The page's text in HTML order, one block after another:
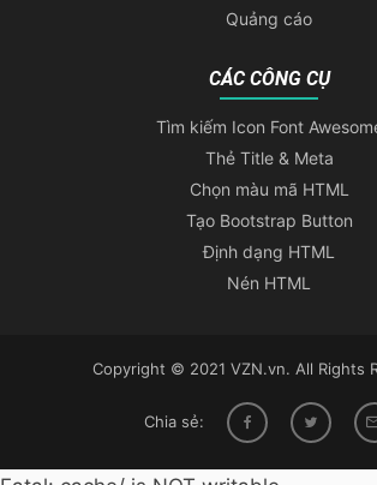
Quảng cáo
CÁC CÔNG CỤ
Tìm kiếm Icon Font
Thẻ Title & Meta
Chọn màu mã HTML
Tạo Bootstrap Button
Định dạng HTML
Nén HTML
Copyright © 2021 VZN.vn. All Rights
Chia sẻ: